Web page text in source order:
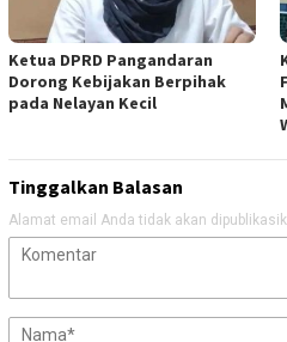
Ketua DPRD Pangandaran
Dorong Kebijakan Berpihak
pada Nelayan Kecil
Tinggalkan Balasan
Alamat email Anda tidak akan